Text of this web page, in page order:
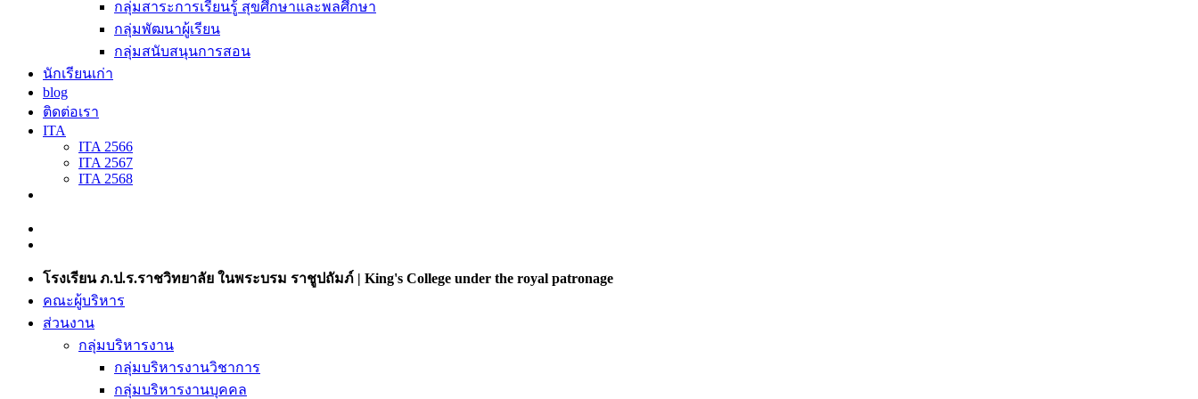
กลุ่มสาระการเรียนรู้ สุขศึกษาและพลศึกษา
กลุ่มพัฒนาผู้เรียน
กลุ่มสนับสนุนการสอน
นักเรียนเก่า
blog
ติดต่อเรา
ITA
ITA 2566
ITA 2567
ITA 2568
โรงเรียน ภ.ป.ร.ราชวิทยาลัย ในพระบรม ราชูปถัมภ์ | King's College under the royal patronage
คณะผู้บริหาร
ส่วนงาน
กลุ่มบริหารงาน
กลุ่มบริหารงานวิชาการ
กลุ่มบริหารงานบุคคล